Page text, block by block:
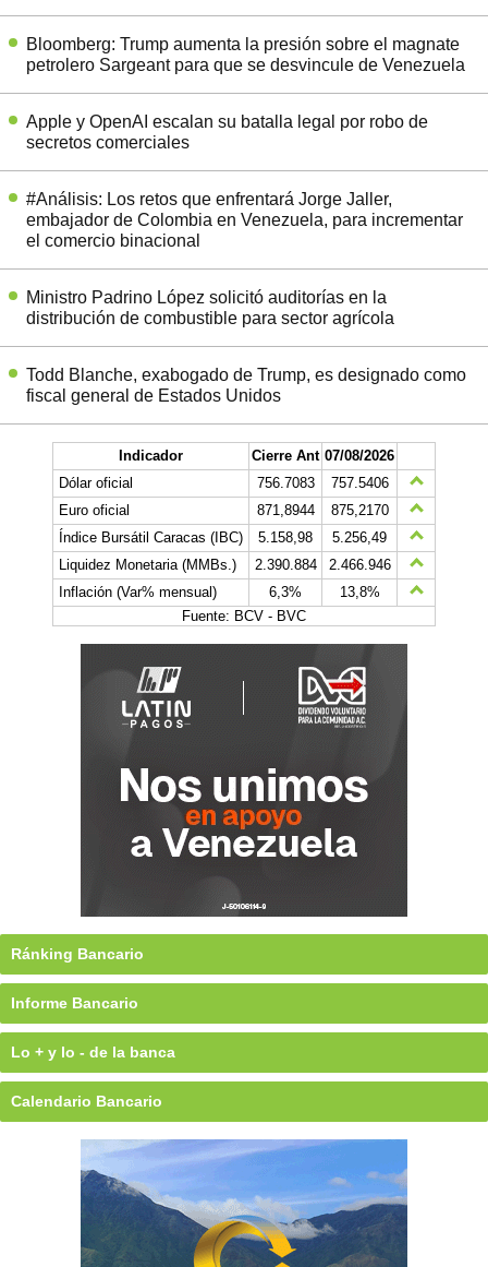
Bloomberg: Trump aumenta la presión sobre el magnate
petrolero Sargeant para que se desvincule de Venezuela
Apple y OpenAI escalan su batalla legal por robo de
secretos comerciales
#Análisis: Los retos que enfrentará Jorge Jaller,
embajador de Colombia en Venezuela, para incrementar
el comercio binacional
Ministro Padrino López solicitó auditorías en la
distribución de combustible para sector agrícola
Todd Blanche, exabogado de Trump, es designado como
fiscal general de Estados Unidos
Indicador Cierre Ant 07/08/2026
Dólar oficial
756.7083
757.5406
Euro oficial
871,8944
875,2170
Índice Bursátil Caracas (IBC)
5.158,98
5.256,49
Liquidez Monetaria (MMBs.)
2.390.884
2.466.946
Inflación (Var% mensual)
6,3%
13,8%
Fuente: BCV - BVC
Ránking Bancario
Informe Bancario
Lo + y lo - de la banca
Calendario Bancario